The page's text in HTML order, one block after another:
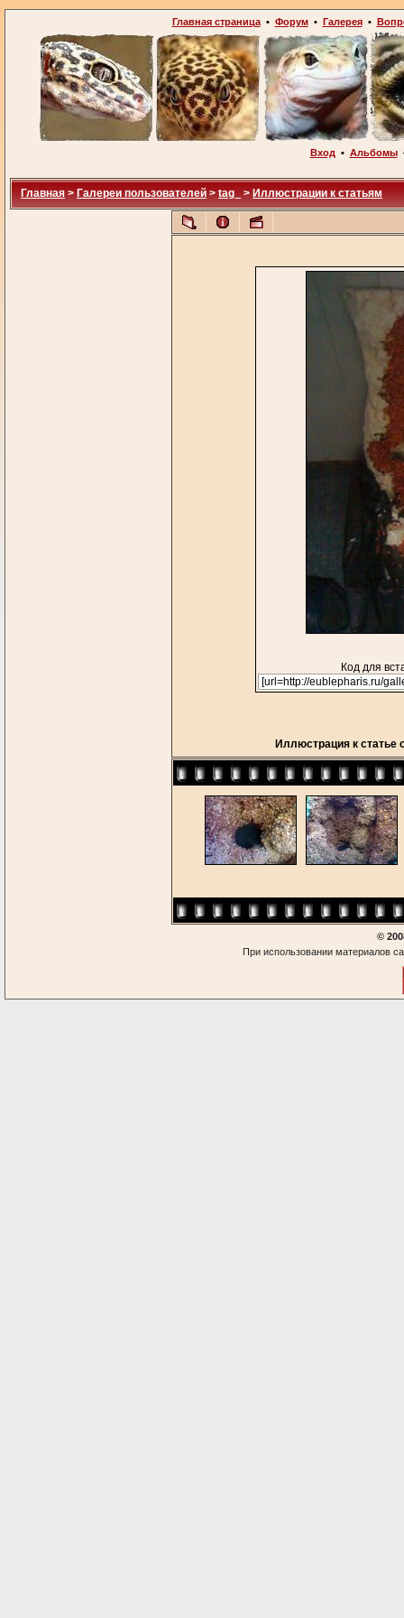
Главная страница• Форум• Галерея•
Вход • Альбомы
Главная > Галереи пользователей > tag_ > Иллюстрации к статьям
Код для
Иллюстрация к статье
©
При использовании материалов